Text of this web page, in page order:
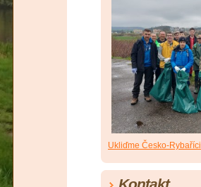
Ukliďme Česko-Rybaříci